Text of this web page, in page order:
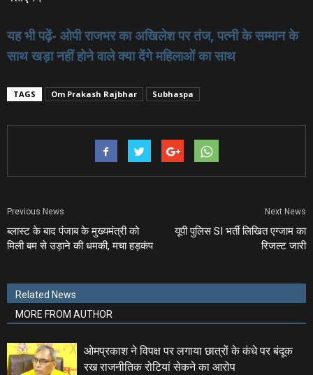
यह भी पढ़ें- ओपी राजभर का अखिलेश पर तंज, पत्‍नी के सम्मान के
साथ खड़ा नहीं होने वाले क्‍या देंगे महिलाओं का साथ
TAGS Om Prakash Rajbhar Subhaspa
Previous News
ब्लास्ट के बाद पंजाब के मुख्यमंत्री को
मिली बम से उड़ाने की धमकी, मचा हड़कंप
Next News
यूपी पुलिस SI भर्ती लिखित एग्जाम का
रिजल्ट जारी
Related News
MORE FROM AUTHOR
ओमप्रकाश ने विपक्ष पर लगाया छात्रों के कंधे पर बंदूक
रख राजनीतिक रोटियां सेकने का आरोप